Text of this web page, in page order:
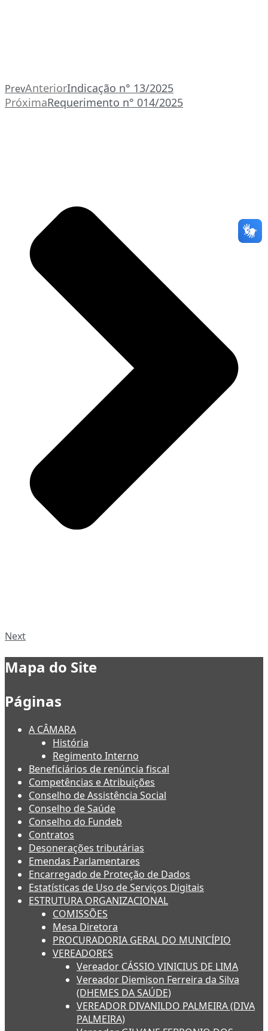
PrevAnteriorIndicação n° 13/2025
PróximaRequerimento n° 014/2025
Next
Mapa do Site
Páginas
A CÂMARA
História
Regimento Interno
Beneficiários de renúncia fiscal
Competências e Atribuições
Conselho de Assistência Social
Conselho de Saúde
Conselho do Fundeb
Contratos
Desonerações tributárias
Emendas Parlamentares
Encarregado de Proteção de Dados
Estatísticas de Uso de Serviços Digitais
ESTRUTURA ORGANIZACIONAL
COMISSÕES
Mesa Diretora
PROCURADORIA GERAL DO MUNICÍPIO
VEREADORES
Vereador CÁSSIO VINICIUS DE LIMA
Vereador Diemison Ferreira da Silva
(DHEMES DA SAÚDE)
VEREADOR DIVANILDO PALMEIRA (DIVA
PALMEIRA)